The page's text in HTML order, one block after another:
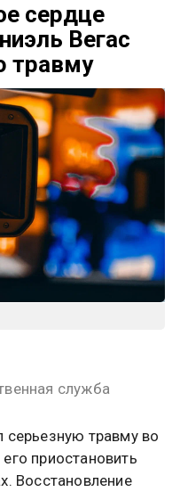
сердце
Вегас
травму
служба
серьезную травму во
приостановить
Восстановление